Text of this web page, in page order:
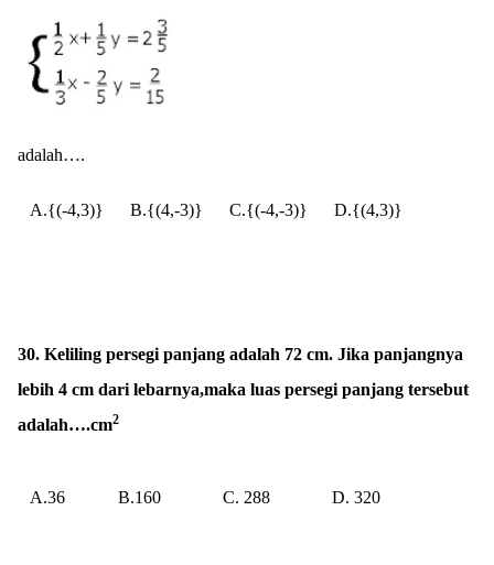
adalah….
A.{(-4,3)} B.{(4,-3)} C.{(-4,-3)} D.{(4,3)}
30. Keliling persegi panjang adalah 72 cm. Jika panjangnya
lebih 4 cm dari lebarnya,maka luas persegi panjang tersebut
adalah….cm2
A.36 B.160 C. 288 D. 320